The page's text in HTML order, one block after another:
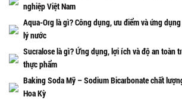
nghiệp Việt Nam
Aqua-Org là gì? Công dụng, ưu điểm và ứng
lý nước
Sucralose là gì? Ứng dụng, lợi ích và độ an toàn
thực phẩm
Baking Soda Mỹ – Sodium Bicarbonate chất
Hoa Kỳ